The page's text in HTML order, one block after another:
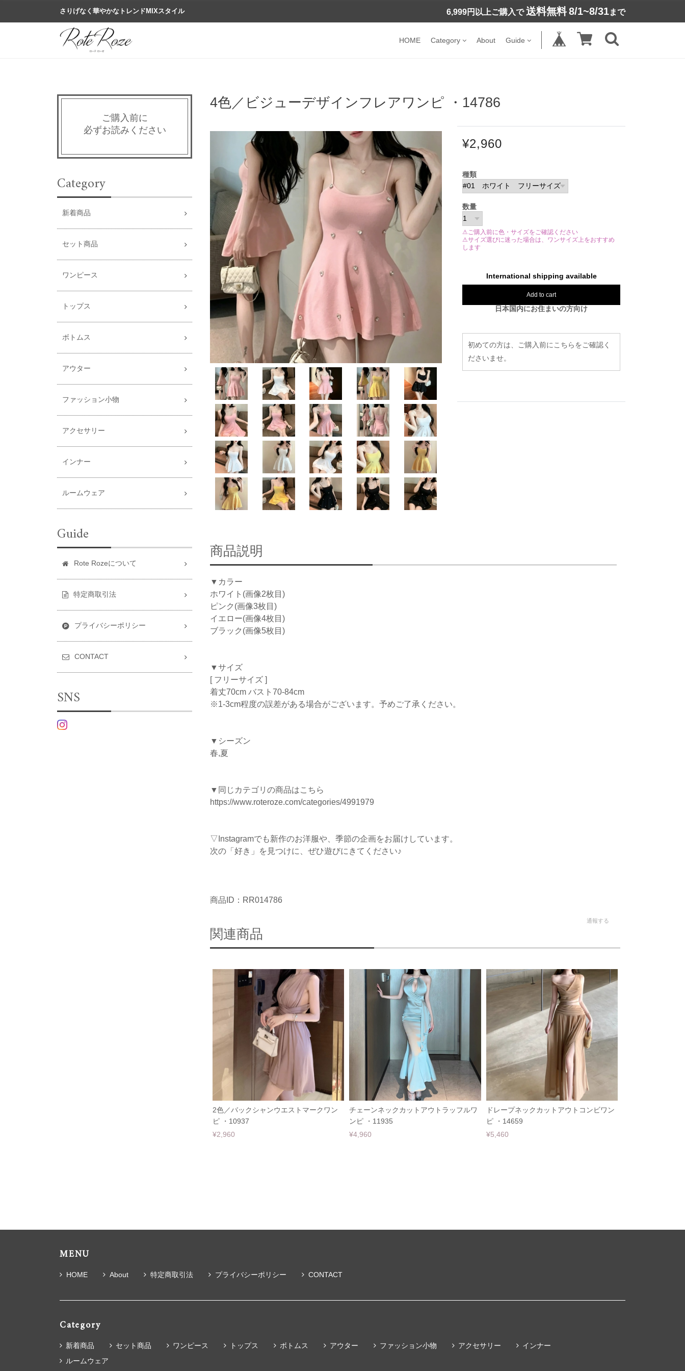
さりげなく華やかなトレンドMIXスタイル 6,999円以上ご購入で 送料無料8/1~8/31まで
HOME Category About Guide
4色／ビジューデザインフレアワンピ ・14786
¥2,960
種類
数量
⚠ご購入前に色・サイズをご確認ください
⚠サイズ選びに迷った場合は、ワンサイズ上をおすすめ
します
International shipping available
Add to cart
日本国内にお住まいの方向け
初めての方は、ご購入前にこちらをご確認く
ださいませ。
商品説明
▼カラー
ホワイト(画像2枚目)
ピンク(画像3枚目)
イエロー(画像4枚目)
ブラック(画像5枚目)
▼サイズ
[ フリーサイズ ]
着丈70cm バスト70-84cm
※1-3cm程度の誤差がある場合がございます。予めご了承ください。
▼シーズン
春,夏
▼同じカテゴリの商品はこちら
https://www.roteroze.com/categories/4991979
▽Instagramでも新作のお洋服や、季節の企画をお届けしています。
次の「好き」を見つけに、ぜひ遊びにきてください♪
商品ID：RR014786
通報する
関連商品
2色／バックシャンウエストマークワン
ピ ・10937
¥2,960
チェーンネックカットアウトラッフルワ
ンピ ・11935
¥4,960
ドレープネックカットアウトコンビワン
ピ ・14659
¥5,460
ご購入前に
必ずお読みください
Category
新着商品
セット商品
ワンピース
トップス
ボトムス
アウター
ファッション小物
アクセサリー
インナー
ルームウェア
Guide
Rote Rozeについて
特定商取引法
プライバシーポリシー
CONTACT
SNS
MENU
HOME About 特定商取引法 プライバシーポリシー CONTACT
Category
新着商品 セット商品 ワンピース トップス ボトムス アウター ファッション小物 アクセサリー
インナー
ルームウェア